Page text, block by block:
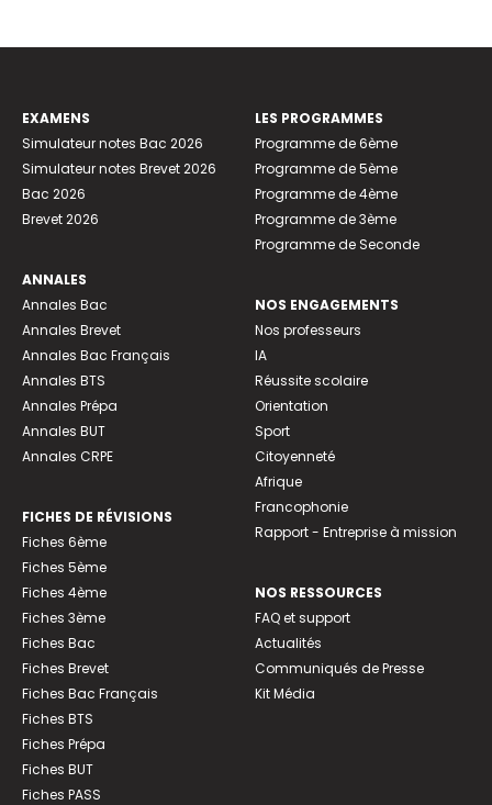
EXAMENS
Simulateur notes Bac 2026
Simulateur notes Brevet 2026
Bac 2026
Brevet 2026
ANNALES
Annales Bac
Annales Brevet
Annales Bac Français
Annales BTS
Annales Prépa
Annales BUT
Annales CRPE
FICHES DE RÉVISIONS
Fiches 6ème
Fiches 5ème
Fiches 4ème
Fiches 3ème
Fiches Bac
Fiches Brevet
Fiches Bac Français
Fiches BTS
Fiches Prépa
Fiches BUT
Fiches PASS
LES PROGRAMMES
Programme de 6ème
Programme de 5ème
Programme de 4ème
Programme de 3ème
Programme de Seconde
NOS ENGAGEMENTS
Nos professeurs
IA
Réussite scolaire
Orientation
Sport
Citoyenneté
Afrique
Francophonie
Rapport - Entreprise à mission
NOS RESSOURCES
FAQ et support
Actualités
Communiqués de Presse
Kit Média